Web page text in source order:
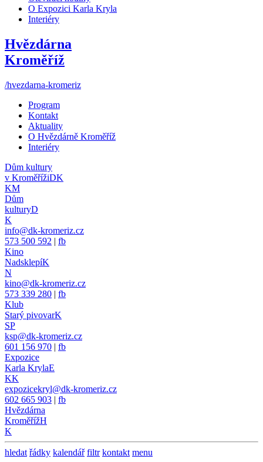
O Expozici Karla Kryla
Interiéry
Hvězdárna
Kroměříž
/hvezdarna-kromeriz
Program
Kontakt
Aktuality
O Hvězdárně Kroměříž
Interiéry
Dům kultury
v KroměřížiDK
KM
Dům
kulturyD
K
info@dk-kromeriz.cz
573 500 592 | fb
Kino
NadsklepíK
N
kino@dk-kromeriz.cz
573 339 280 | fb
Klub
Starý pivovarK
SP
ksp@dk-kromeriz.cz
601 156 970 | fb
Expozice
Karla KrylaE
KK
expozicekryl@dk-kromeriz.cz
602 665 903 | fb
Hvězdárna
KroměřížH
K
hledat řádky kalendář filtr kontakt menu